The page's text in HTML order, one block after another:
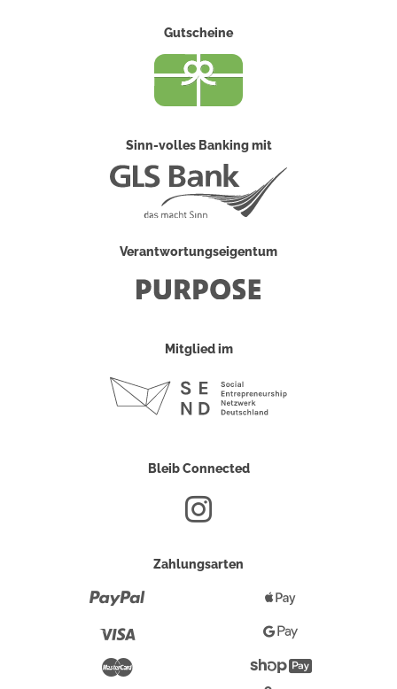
Gutscheine
Sinn-volles Banking mit
Verantwortungseigentum
Mitglied im
Bleib Connected
Zahlungsarten
Pay
Google
Pay